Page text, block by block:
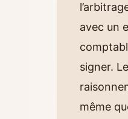
avec un
signer. Le
même